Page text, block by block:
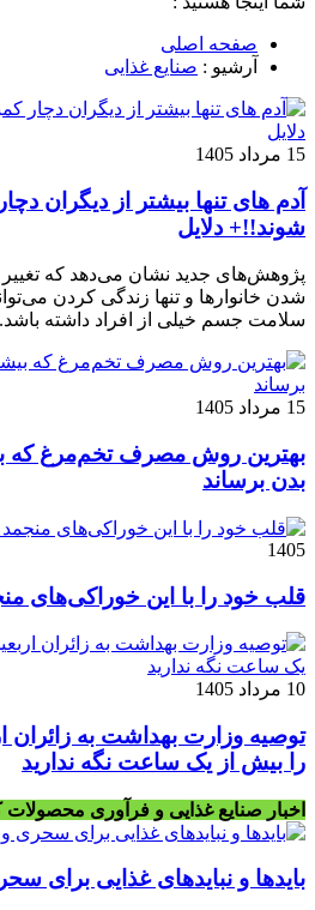
صفحه اصلی
آرشیو : صنایع غذایی
15 مرداد 1405
آدم های تنها بیشتر از دیگران
شوند!!+ دلایل
پژوهش‌های جدید نشان می‌دهد که
شدن خانوارها و تنها زندگی کردن
سلامت جسم خیلی از افراد داشته باشد.
15 مرداد 1405
بهترین روش مصرف تخم‌مرغ که
بدن برساند
1405
قلب خود را با این خوراکی‌های
10 مرداد 1405
توصیه وزارت بهداشت به زائران
را بیش از یک ساعت نگه ندارید
اخبار صنایع غذایی و فرآوری
بایدها و نبایدهای غذایی برای